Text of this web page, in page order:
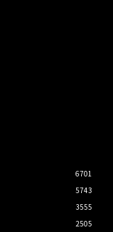
6701
5743
3555
2505